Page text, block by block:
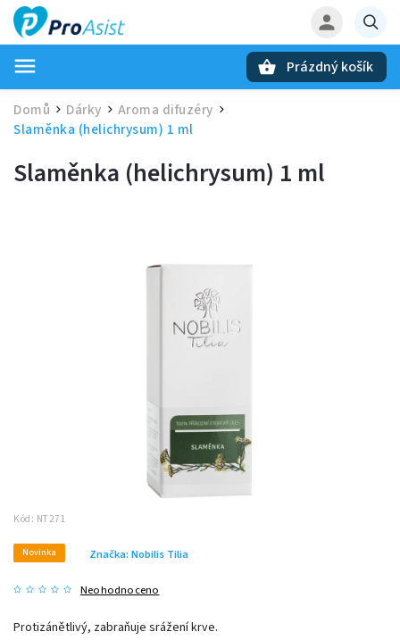
Prázdný košík
Domů / Dárky / Aroma difuzéry /
Slaměnka (helichrysum) 1 ml
Slaměnka (helichrysum) 1 ml
Kód: NT271
Novinka
Neohodnoceno
Značka: Nobilis Tilia
Protizánětlivý, zabraňuje srážení krve.